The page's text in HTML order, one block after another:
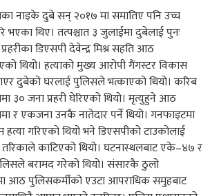
नाइके दुबे सन् २०१७ मा समातिए पनि उच्च
भएका थिए। तत्पश्चात ३ जुलाईमा दुबेलाई पुनः
डिएसपी देवेन्द्र मिश्र सहति आठ
थियो। हत्याको मुख्य आरोपी गैंगस्टर विकास
दुबेको घरलाई पुलिसले भत्काएको थियो। करिब
३० जना प्रहरी घेरिएको थियो। मृत्युहुने आठ
र एकजना उनकै नातेदार पर्ने थियो। गनफाइटमा
गरिएको थियो भने डिएसपीको टाउकोलाई
तरिकाले काटिएको थियो। घटनास्थलबाट एके–४७ र
बरामद गरेको थियो। संसारकै ठुलो
आठ पुलिसकर्मीको एउटा आपराधिक समुहबाट